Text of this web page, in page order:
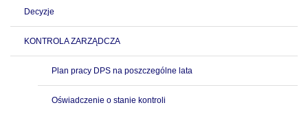
Decyzje
KONTROLA ZARZĄDCZA
Plan pracy DPS na poszczególne lata
Oświadczenie o stanie kontroli